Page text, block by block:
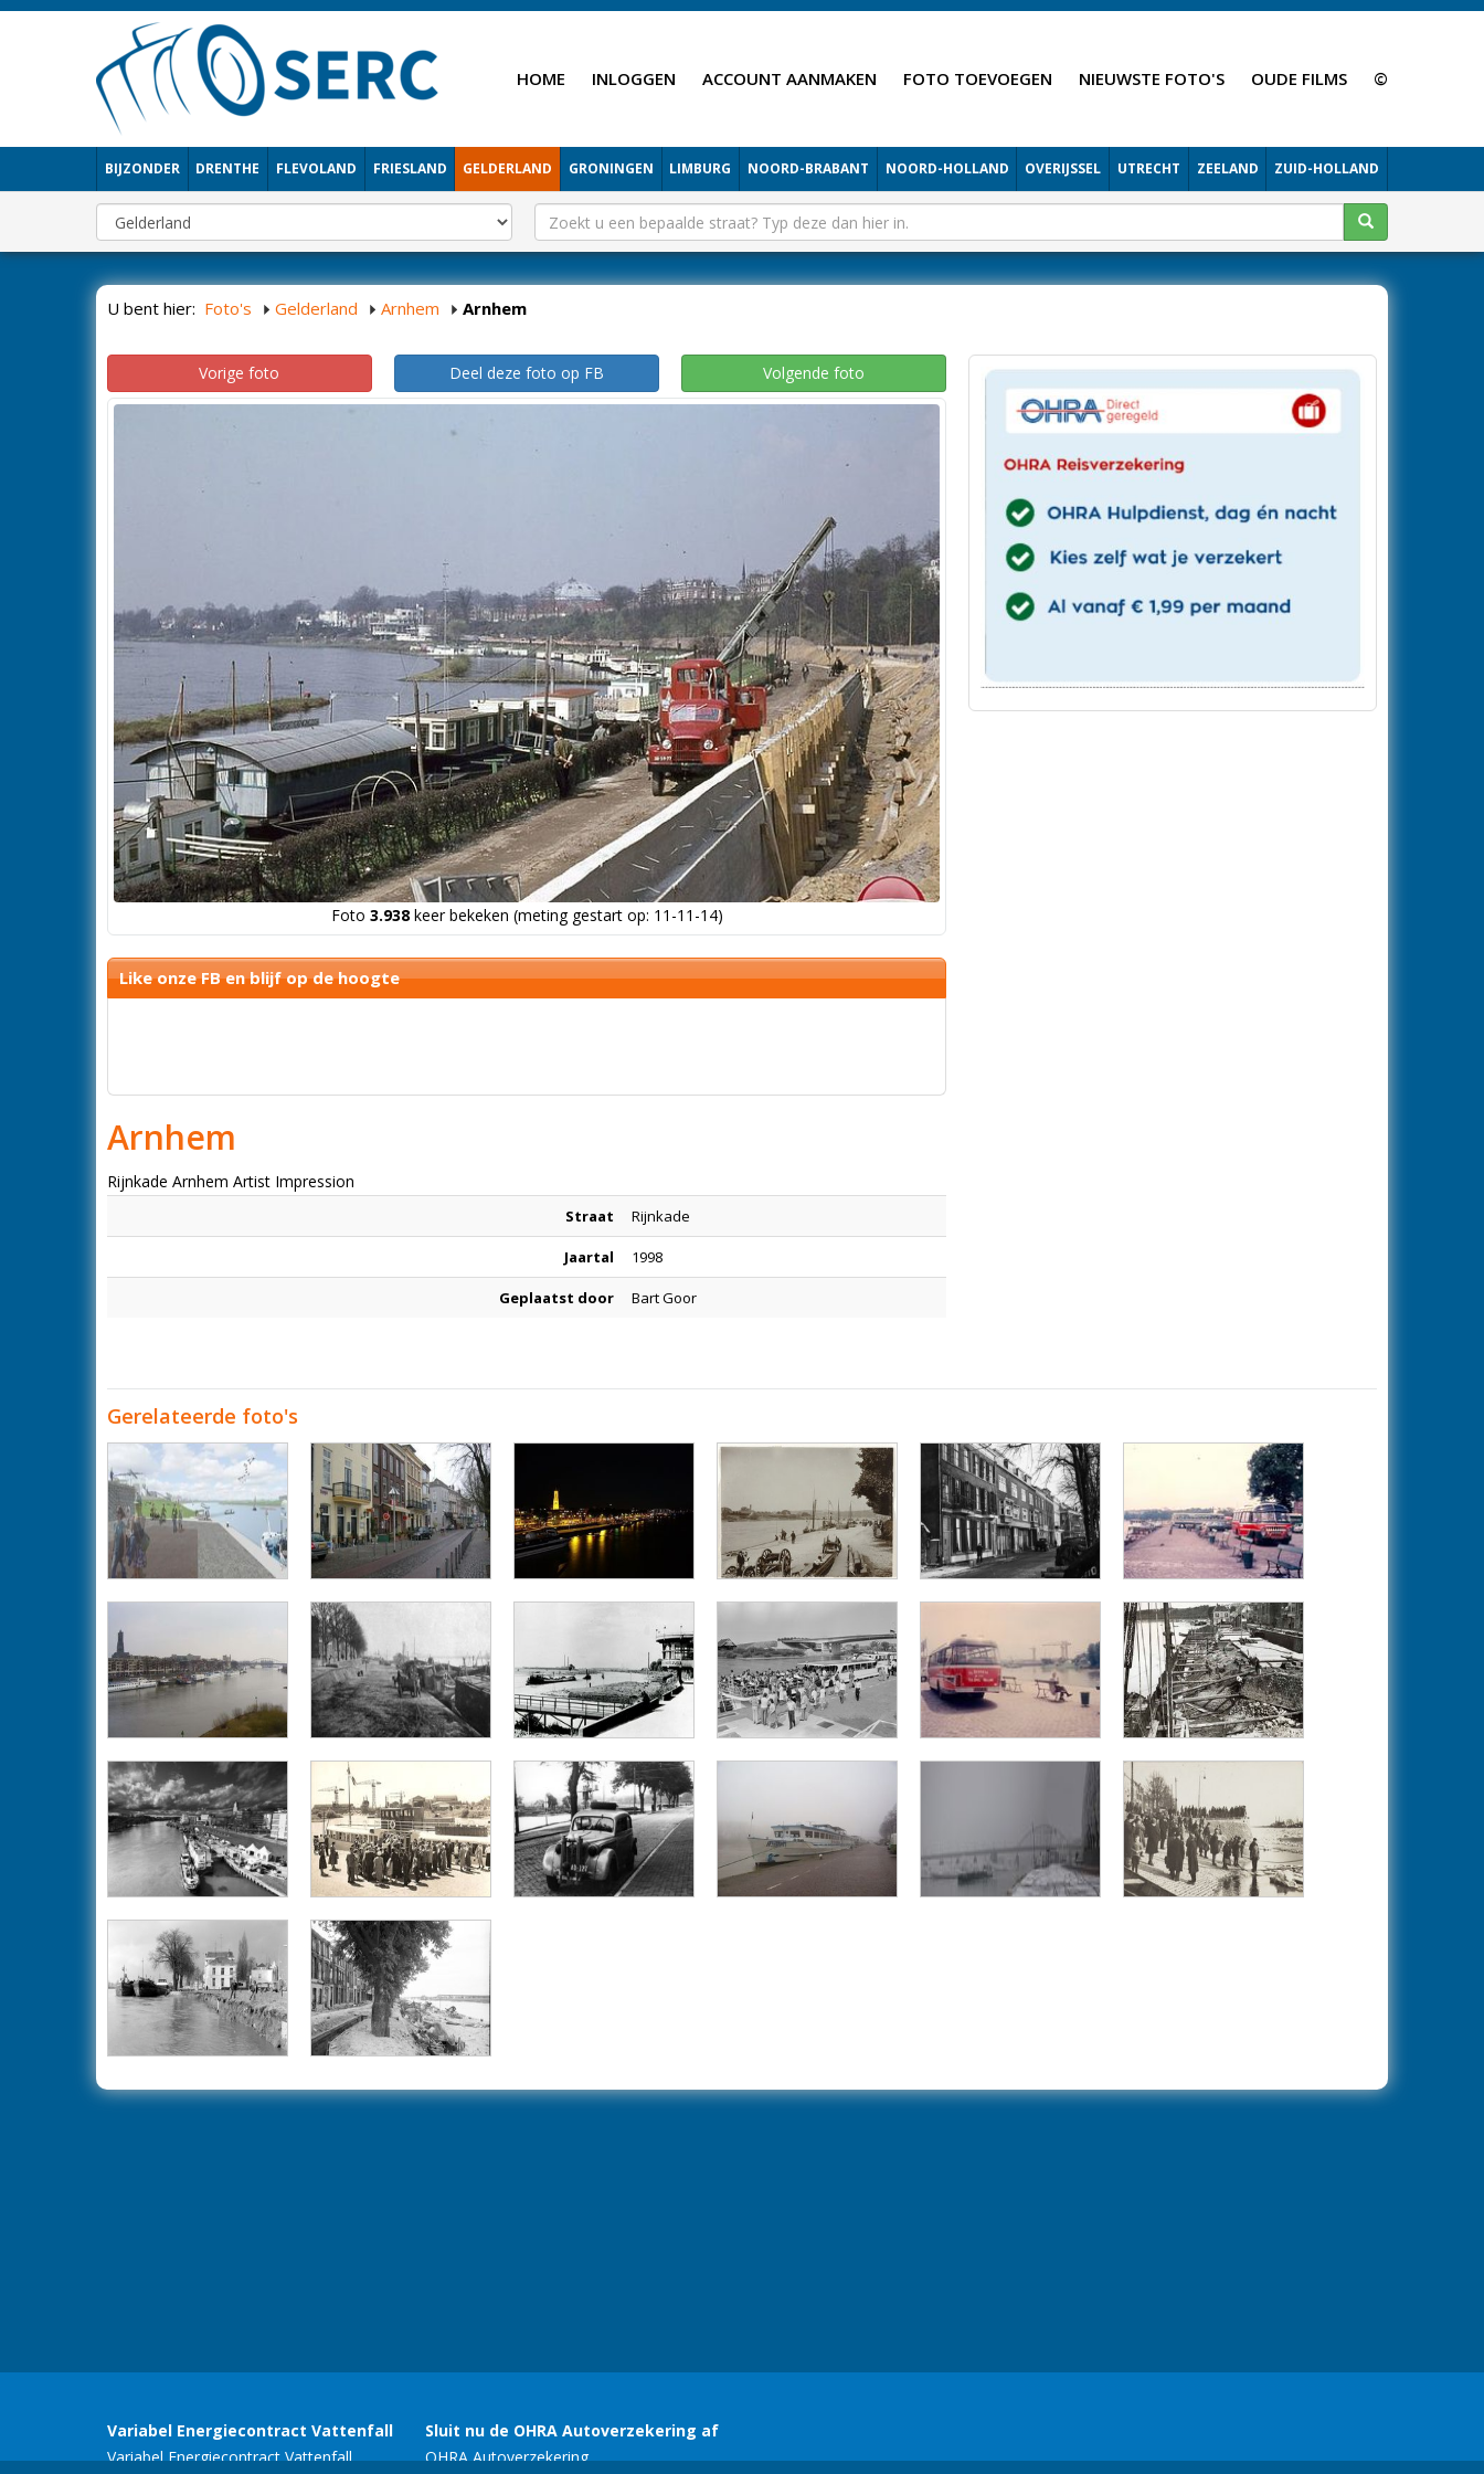
HOME INLOGGEN ACCOUNT AANMAKEN FOTO TOEVOEGEN NIEUWSTE FOTO'S OUDE FILMS ©
BIJZONDER DRENTHE FLEVOLAND FRIESLAND GELDERLAND GRONINGEN LIMBURG NOORD-BRABANT NOORD-HOLLAND OVERIJSSEL UTRECHT ZEELAND ZUID-HOLLAND
U bent hier: Foto's Gelderland Arnhem Arnhem
Vorige foto Deel deze foto op FB Volgende foto
Foto 3.938keer bekeken (meting gestart op: 11-11-14)
Like onze FB en blijf op de hoogte
Arnhem
Rijnkade Arnhem Artist Impression
Straat Rijnkade
Jaartal 1998
Geplaatst door Bart Goor
Gerelateerde foto's